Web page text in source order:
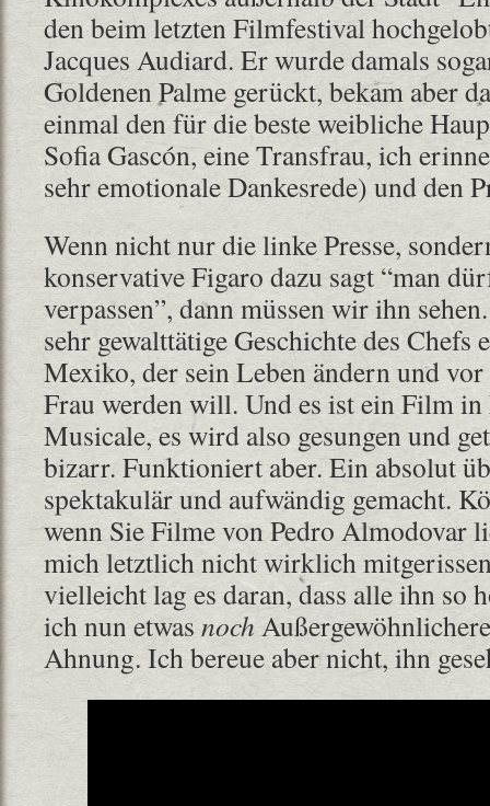
den beim letzten Filmfestival
Jacques Audiard. Er wurde damals
Goldenen Palme gerückt, bekam aber
einmal den für die beste weibliche
Sofia Gascón, eine Transfrau, ich
sehr emotionale Dankesrede) und den
Wenn nicht nur die linke Presse,
konservative Figaro dazu sagt “man
verpassen”, dann müssen wir ihn
sehr gewalttätige Geschichte des
Mexiko, der sein Leben ändern und
Frau werden will. Und es ist ein Film
Musicale, es wird also gesungen und
bizarr. Funktioniert aber. Ein absolut
spektakulär und aufwändig gemacht.
wenn Sie Filme von Pedro Almodovar
mich letztlich nicht wirklich
vielleicht lag es daran, dass alle ihn so
ich nun etwas noch
Ahnung. Ich bereue aber nicht, ihn